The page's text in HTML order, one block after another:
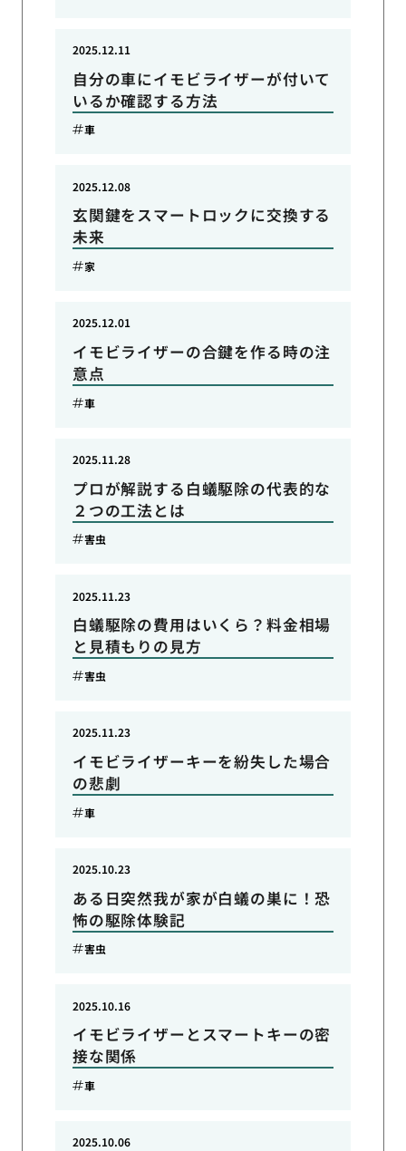
自分の車にイモビライザーが付いて
いるか確認する方法
2025.12.11
車
玄関鍵をスマートロックに交換する
未来
2025.12.08
家
イモビライザーの合鍵を作る時の注
意点
2025.12.01
車
プロが解説する白蟻駆除の代表的な
２つの工法とは
2025.11.28
害虫
白蟻駆除の費用はいくら？料金相場
と見積もりの見方
2025.11.23
害虫
イモビライザーキーを紛失した場合
の悲劇
2025.11.23
車
ある日突然我が家が白蟻の巣に！恐
怖の駆除体験記
2025.10.23
害虫
イモビライザーとスマートキーの密
接な関係
2025.10.16
車
2025.10.06